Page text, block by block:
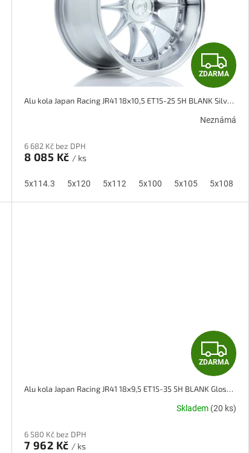
5x110 5x115 5x118
Z
D
A
A
ZDARMA
Alu kola Japan Racing JR41 18x10,5 ET15-25 5H BLANK Silver Machined Face
Neznámá
6 682 Kč bez DPH
8 085 Kč / ks
5x114.3 5x120 5x112 5x100 5x105 5x108
Z
D
A
ZDARMA
Alu kola Japan Racing JR41 18x9,5 ET15-35 5H BLANK Gloss Black w/ Machined Lip
Skladem (20 ks)
6 580 Kč bez DPH
7 962 Kč / ks